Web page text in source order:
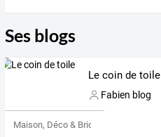
Ses blogs
Le coin de toile
Fabien blog
Maison, Déco & Bricolage